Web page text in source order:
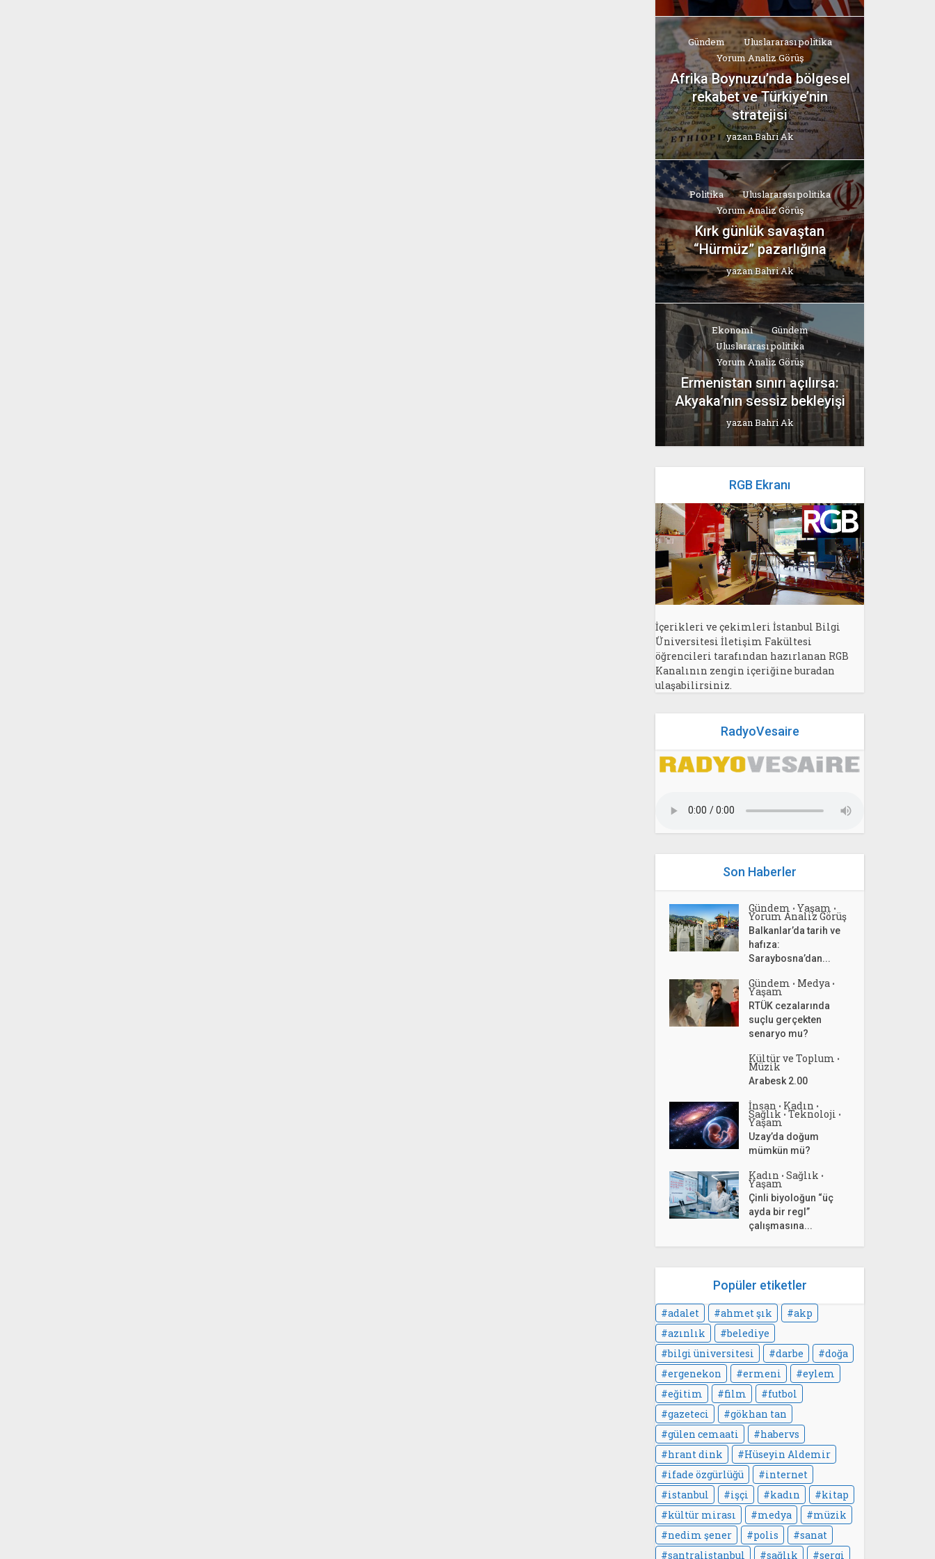
Gündem
Uluslararası politika
Yorum Analiz Görüş
Afrika Boynuzu’nda bölgesel
rekabet ve Türkiye’nin
stratejisi
yazanBahri Ak
Politika
Uluslararası politika
Yorum Analiz Görüş
Kırk günlük savaştan
“Hürmüz” pazarlığına
yazanBahri Ak
Ekonomi
Gündem
Uluslararası politika
Yorum Analiz Görüş
Ermenistan sınırı açılırsa:
Akyaka’nın sessiz bekleyişi
yazanBahri Ak
RGB Ekranı
İçerikleri ve çekimleri İstanbul Bilgi
Üniversitesi İletişim Fakültesi
öğrencileri tarafından hazırlanan RGB
Kanalının zengin içeriğine buradan
ulaşabilirsiniz.
RadyoVesaire
Son Haberler
Gündem • Yaşam •
Yorum Analiz Görüş
Balkanlar’da tarih ve
hafıza:
Saraybosna’dan...
Gündem • Medya •
Yaşam
RTÜK cezalarında
suçlu gerçekten
senaryo mu?
Kültür ve Toplum •
Müzik
Arabesk 2.00
İnsan • Kadın •
Sağlık • Teknoloji •
Yaşam
Uzay’da doğum
mümkün mü?
Kadın • Sağlık •
Yaşam
Çinli biyoloğun “üç
ayda bir regl”
çalışmasına...
Popüler etiketler
adalet ahmet şık
akp
azınlık
belediye
bilgi üniversitesi
darbe
doğa
ergenekon
ermeni
eylem
eğitim
film
futbol
gazeteci
gökhan tan
gülen cemaati
habervs
hrant dink
Hüseyin Aldemir
ifade özgürlüğü
internet
istanbul
işçi kadın
kitap
kültür mirası
medya
müzik
nedim şener
polis
sanat
santralistanbul
sağlık sergi